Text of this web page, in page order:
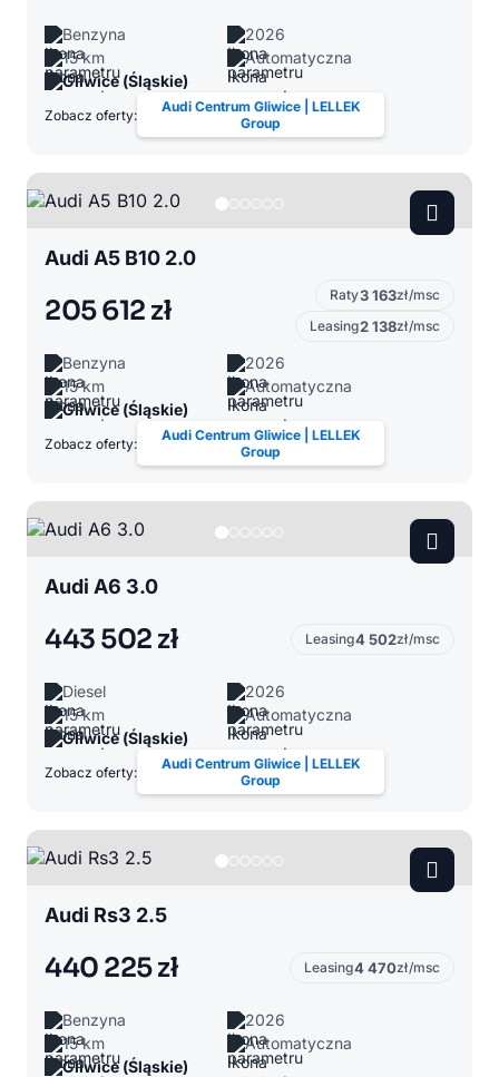
Benzyna
2026
15 km
Automatyczna
Gliwice (Śląskie)
Zobacz oferty:
Audi Centrum Gliwice | LELLEK
Group
Audi A5 B10 2.0
205 612 zł Raty3 163zł/msc
Leasing2 138zł/msc
Benzyna
2026
15 km
Automatyczna
Gliwice (Śląskie)
Zobacz oferty:
Audi Centrum Gliwice | LELLEK
Group
Audi A6 3.0
443 502 zł Leasing4 502zł/msc
Diesel
2026
15 km
Automatyczna
Gliwice (Śląskie)
Zobacz oferty:
Audi Centrum Gliwice | LELLEK
Group
Audi Rs3 2.5
440 225 zł Leasing4 470zł/msc
Benzyna
2026
15 km
Automatyczna
Gliwice (Śląskie)